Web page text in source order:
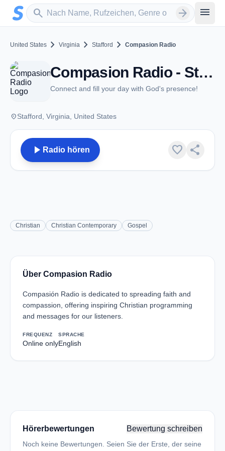
Zum Hauptinhalt springen
search
Sender suchen arrow_forward menu
United States chevron_right Virginia chevron_right Stafford chevron_right Compasion Radio
Compasion Radio - Stafford, VA
Connect and fill your day with God's presence!
placeStafford, Virginia, United States
play_arrow Radio hören favorite share
Christian Christian Contemporary Gospel
Über Compasion Radio
Compasión Radio is dedicated to spreading faith and
compassion, offering inspiring Christian programming
and messages for our listeners.
FREQUENZ
Online only
SPRACHE
English
Hörerbewertungen Bewertung schreiben
Noch keine Bewertungen. Seien Sie der Erste, der seine